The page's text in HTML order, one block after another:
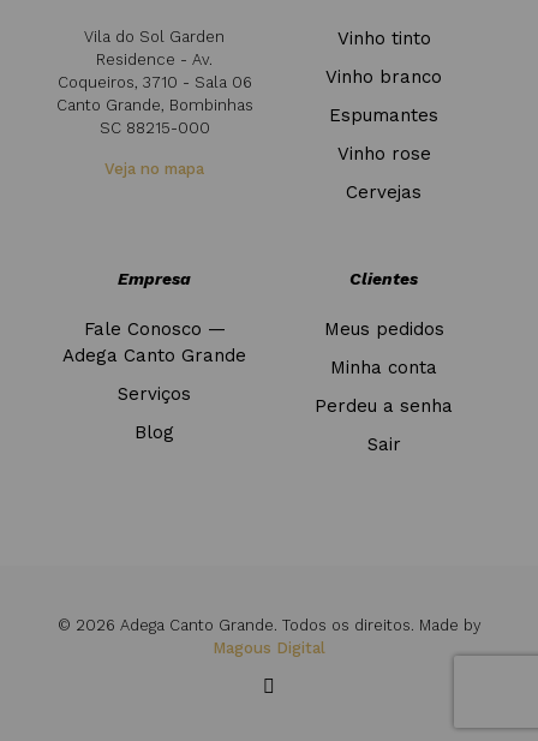
Vila do Sol Garden
Residence - Av.
Coqueiros, 3710 - Sala 06
Canto Grande, Bombinhas
SC 88215-000
Veja no mapa
Vinho tinto
Vinho branco
Espumantes
Vinho rose
Cervejas
Empresa
Fale Conosco —
Adega Canto Grande
Serviços
Blog
Clientes
Meus pedidos
Minha conta
Perdeu a senha
Sair
© 2026 Adega Canto Grande. Todos os direitos. Made by
Magous Digital